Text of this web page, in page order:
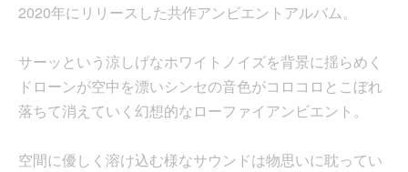
2020年にリリースした共作アンビエントアルバム。
サーッという涼しげなホワイトノイズを背景に揺らめく
ドローンが空中を漂いシンセの音色がコロコロとこぼれ
落ちて消えていく幻想的なローファイアンビエント。
空間に優しく溶け込む様なサウンドは物思いに耽ってい